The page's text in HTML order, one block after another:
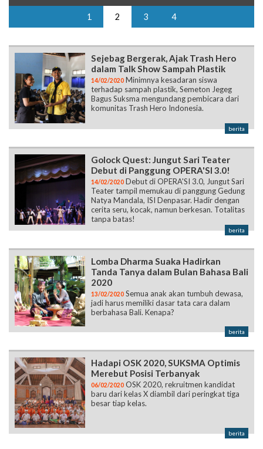
1 2 3 4
Sejebag Bergerak, Ajak Trash Hero
dalam Talk Show Sampah Plastik
14/02/2020 Minimnya kesadaran siswa
terhadap sampah plastik, Semeton Jegeg
Bagus Suksma mengundang pembicara dari
komunitas Trash Hero Indonesia.
berita
Golock Quest: Jungut Sari Teater
Debut di Panggung OPERA'SI 3.0!
14/02/2020 Debut di OPERA'SI 3.0, Jungut Sari
Teater tampil memukau di panggung Gedung
Natya Mandala, ISI Denpasar. Hadir dengan
cerita seru, kocak, namun berkesan. Totalitas
tanpa batas!
berita
Lomba Dharma Suaka Hadirkan
Tanda Tanya dalam Bulan Bahasa Bali
2020
13/02/2020 Semua anak akan tumbuh dewasa,
jadi harus memiliki dasar tata cara dalam
berbahasa Bali. Kenapa?
berita
Hadapi OSK 2020, SUKSMA Optimis
Merebut Posisi Terbanyak
06/02/2020 OSK 2020, rekruitmen kandidat
baru dari kelas X diambil dari peringkat tiga
besar tiap kelas.
berita